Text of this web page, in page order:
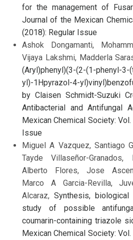
for the management of
Journal of the Mexican
(2018): Regular Issue
Ashok Dongamanti,
Vijaya Lakshmi, Madderla
(Aryl)phenyl)(3-(2-(1-phenyl-3-
yl)-1Hpyrazol-4-
by Claisen Schmidt-Suzuki
Antibacterial and Antifungal
Mexican Chemical Society:
Issue
Miguel A Vazquez, Santiago
Tayde Villaseñor-Granados,
Alberto Flores, Jose
Marco A Garcia-Revilla,
Alcaraz, Synthesis,
study of possible
coumarin-containing triazole
Mexican Chemical Society: